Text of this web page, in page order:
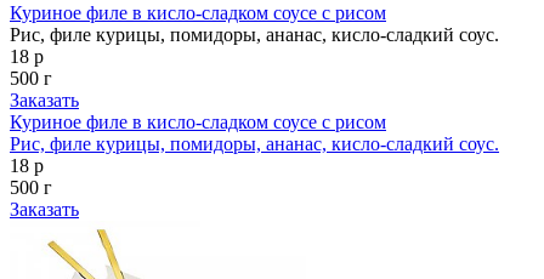
Куриное филе в кисло-сладком соусе с рисом
Рис, филе курицы, помидоры, ананас, кисло-сладкий соус.
18 р
500 г
Заказать
Куриное филе в кисло-сладком соусе с рисом
Рис, филе курицы, помидоры, ананас, кисло-сладкий соус.
18 р
500 г
Заказать